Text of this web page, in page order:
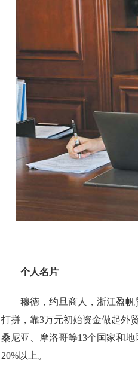
个人名片
穆徳，约旦商人，浙江盈帆
打拼，靠3万元初始资金做起外
桑尼亚、摩洛哥等13个国家和
20%以上。